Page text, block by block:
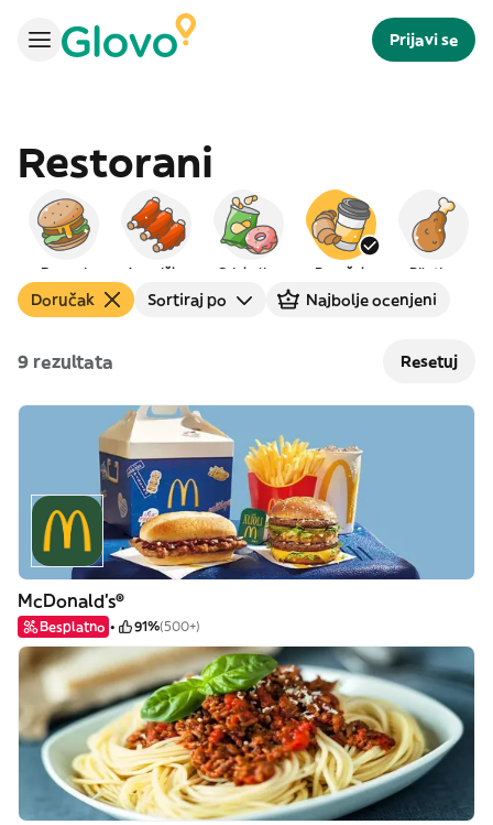
Prijavi se
Restorani
Burgeri Američka Grickalice Doručak Piletina
Doručak Sortiraj po Najbolje ocenjeni
9 rezultata Resetuj
McDonald's®
Besplatno 91%(500+)